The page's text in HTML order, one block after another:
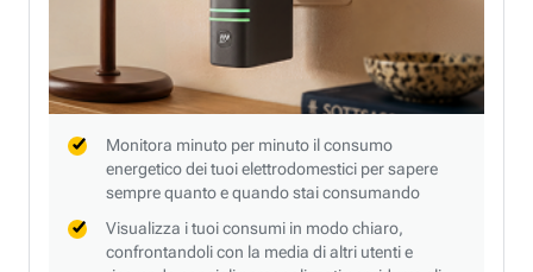
Monitora minuto per minuto il consumo
energetico dei tuoi elettrodomestici per sapere
sempre quanto e quando stai consumando
Visualizza i tuoi consumi in modo chiaro,
confrontandoli con la media di altri utenti e